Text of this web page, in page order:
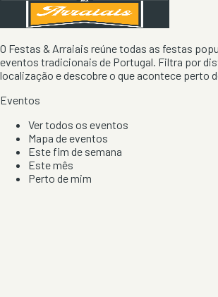
O Festas & Arraiais reúne todas as festas
eventos tradicionais de Portugal. Filtra por
localização e descobre o que acontece perto
Eventos
Ver todos os eventos
Mapa de eventos
Este fim de semana
Este mês
Perto de mim